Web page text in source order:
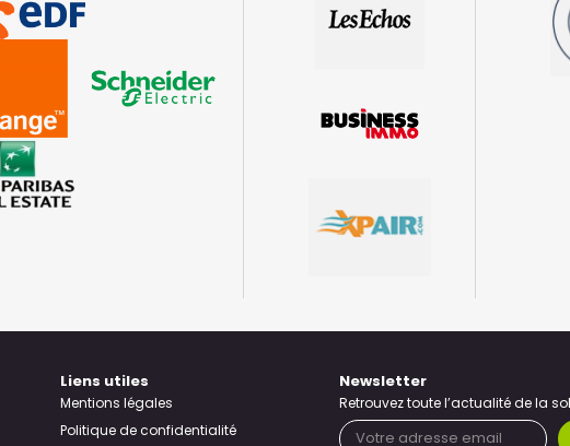
Liens utiles
Mentions légales
Politique de confidentialité
Newsletter
Retrouvez toute l’actualité de la